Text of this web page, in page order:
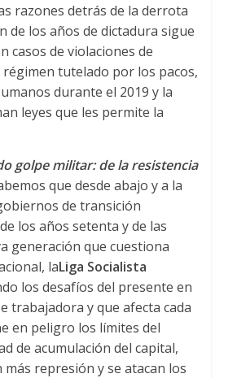
razones detrás de la derrota
de los años de dictadura sigue
casos de violaciones de
tutelado por los pacos,
durante el 2019 y la
leyes que les permite la
golpe militar:de la resistencia
que desde abajo y a la
de transición
los años setenta y de las
generación que cuestiona
, laLiga Socialista
los desafíos del presente en
trabajadora y que afecta cada
en peligro los límites del
de acumulación del capital,
represión y se atacan los